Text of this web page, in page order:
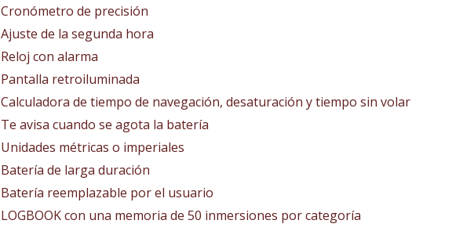
Cronómetro de precisión
Ajuste de la segunda hora
Reloj con alarma
Pantalla retroiluminada
Calculadora de tiempo de navegación, desaturación y tiempo sin volar
Te avisa cuando se agota la batería
Unidades métricas o imperiales
Batería de larga duración
Batería reemplazable por el usuario
LOGBOOK con una memoria de 50 inmersiones por categoría